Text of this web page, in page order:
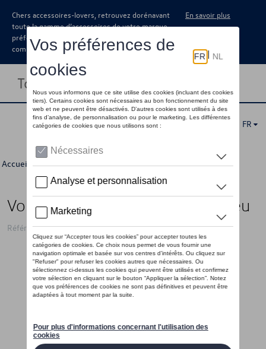
Chers accessoires-lovers, retrouvez dorénavant
toute la gamme d’accessoires de votre marque
préférée sous forme de catalogue à
commander auprès de votre concessionaire.
En savoir plus
Toggle navigation
FR
Accueil >Pour vous >Héritage Collection > Détail
Voiture d'enfants VW, pétrole/bleu
Référence: 7E9087500